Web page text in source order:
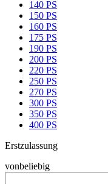
140 PS
150 PS
160 PS
175 PS
190 PS
200 PS
220 PS
250 PS
270 PS
300 PS
350 PS
400 PS
Erstzulassung
vonbeliebig